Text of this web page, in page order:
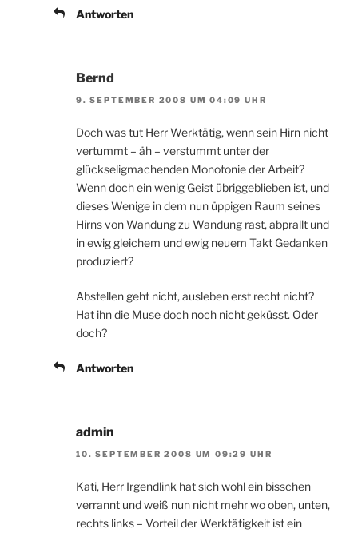
Antworten
Bernd
9. SEPTEMBER 2008 UM 04:09 UHR
Doch was tut Herr Werktätig, wenn sein Hirn nicht
vertummt – äh – verstummt unter der
glückseligmachenden Monotonie der Arbeit?
Wenn doch ein wenig Geist übriggeblieben ist, und
dieses Wenige in dem nun üppigen Raum seines
Hirns von Wandung zu Wandung rast, abprallt und
in ewig gleichem und ewig neuem Takt Gedanken
produziert?
Abstellen geht nicht, ausleben erst recht nicht?
Hat ihn die Muse doch noch nicht geküsst. Oder
doch?
Antworten
admin
10. SEPTEMBER 2008 UM 09:29 UHR
Kati, Herr Irgendlink hat sich wohl ein bisschen
verrannt und weiß nun nicht mehr wo oben, unten,
rechts links – Vorteil der Werktätigkeit ist ein